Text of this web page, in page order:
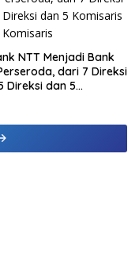
NTT Menjadi Bank
dari 7 Direksi
Direksi dan 5